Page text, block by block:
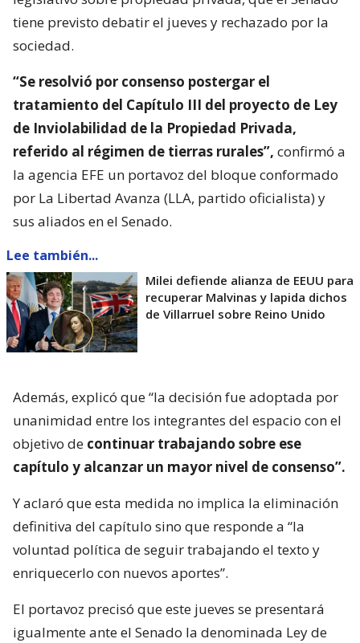
tiene previsto debatir el jueves y rechazado por la
sociedad.
“Se resolvió por consenso postergar el
tratamiento del Capítulo III del proyecto de Ley
de Inviolabilidad de la Propiedad Privada,
referido al régimen de tierras rurales”, confirmó a
la agencia EFE un portavoz del bloque conformado
por La Libertad Avanza (LLA, partido oficialista) y
sus aliados en el Senado.
Lee también...
Milei defiende alianza de EEUU para
recuperar Malvinas y lapida dichos
de Villarruel sobre Reino Unido
Además, explicó que “la decisión fue adoptada por
unanimidad entre los integrantes del espacio con el
objetivo de continuar trabajando sobre ese
capítulo y alcanzar un mayor nivel de consenso”.
Y aclaró que esta medida no implica la eliminación
definitiva del capítulo sino que responde a “la
voluntad política de seguir trabajando el texto y
enriquecerlo con nuevos aportes”.
El portavoz precisó que este jueves se presentará
igualmente ante el Senado la denominada Ley de